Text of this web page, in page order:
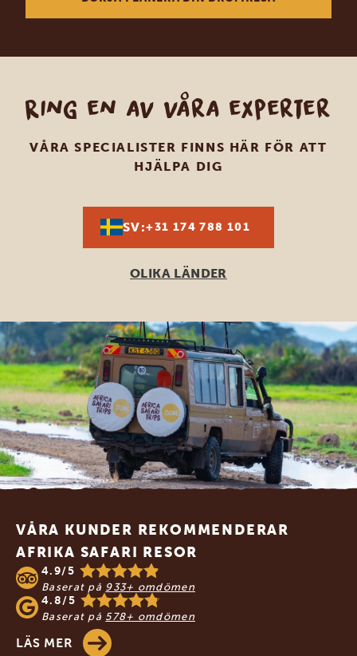
Ring en av våra experter
VÅRA SPECIALISTER FINNS HÄR FÖR ATT
HJÄLPA DIG
SV:+31 174 788 101
OLIKA LÄNDER
Footer
VÅRA KUNDER REKOMMENDERAR
AFRIKA SAFARI RESOR
4.9/5
Baserat på 933+ omdömen
4.8/5
Baserat på 578+ omdömen
LÄS MER